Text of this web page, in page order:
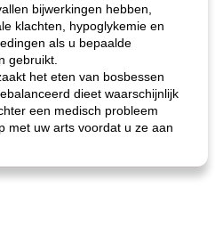
bijwerkingen hebben,
klachten, hypoglykemie en
als u bepaalde
gebruikt.
het eten van bosbessen
dieet waarschijnlijk
een medisch probleem
met uw arts voordat u ze aan